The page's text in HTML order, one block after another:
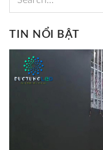
TIN NỔI BẬT